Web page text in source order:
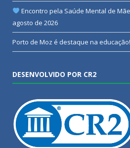
Encontro pela Saúde Mental de
agosto de 2026
Porto de Moz é destaque na educação!
DESENVOLVIDO POR CR2